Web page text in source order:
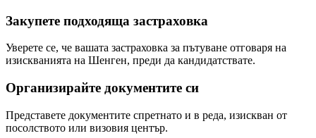
Закупете подходяща застраховка
Уверете се, че вашата застраховка за пътуване отговаря на
изискванията на Шенген, преди да кандидатствате.
Организирайте документите си
Представете документите спретнато и в реда, изискван от
посолството или визовия център.